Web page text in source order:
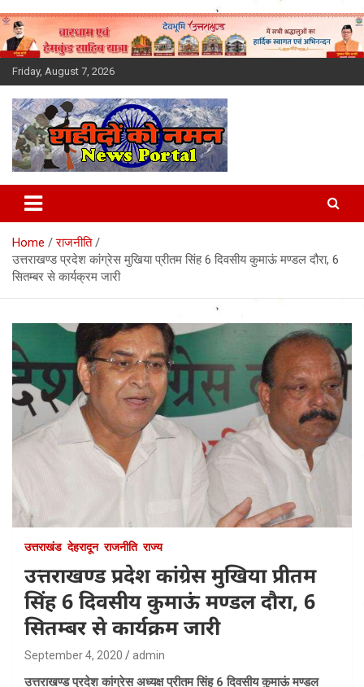
Skip
to
content
Friday, August 7, 2026
Latest News Today, Breaking
News, Uttarakhand News in
Hindi
Home
राजनीति
उत्तराखण्ड प्रदेश कांग्रेस मुखिया प्रीतम सिंह 6 दिवसीय कुमाऊं मण्डल दौरा, 6
सितम्बर से कार्यक्रम जारी
उत्तराखंड देहरादून राजनीति राज्य
उत्तराखण्ड प्रदेश कांग्रेस मुखिया प्रीतम
सिंह 6 दिवसीय कुमाऊं मण्डल दौरा, 6
सितम्बर से कार्यक्रम जारी
September 4, 2020 admin
उत्तराखण्ड प्रदेश कांग्रेस अध्यक्ष प्रीतम सिंह 6 दिवसीय कुमाऊं मण्डल